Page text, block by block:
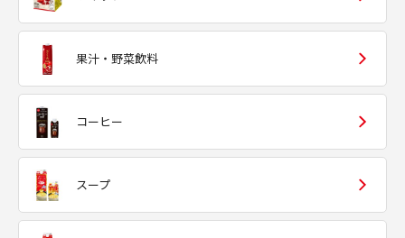
果汁・野菜飲料
コーヒー
スープ